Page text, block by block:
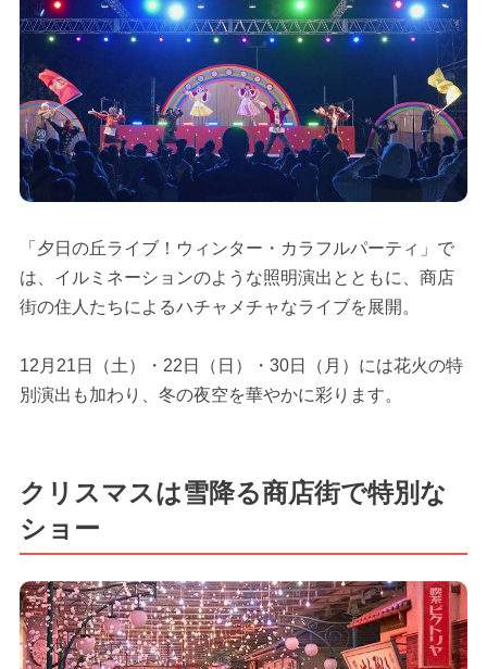
「夕日の丘ライブ！ウィンター・カラフルパーティ」で
は、イルミネーションのような照明演出とともに、商店
街の住人たちによるハチャメチャなライブを展開。
12月21日（土）・22日（日）・30日（月）には花火の特
別演出も加わり、冬の夜空を華やかに彩ります。
クリスマスは雪降る商店街で特別な
ショー